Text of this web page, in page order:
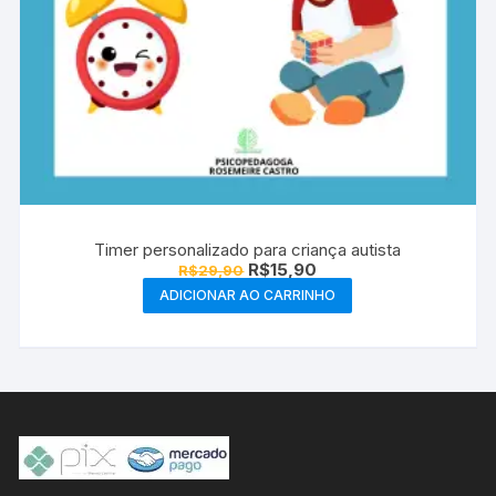
Timer personalizado para criança autista
R$29,90 O
preço
original
era:
R$15,90
preço
atual
é:
ADICIONAR AO CARRINHO